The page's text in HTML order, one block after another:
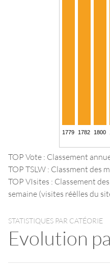
TOP Vote : Classement
TOP TSLW : Classment des
TOP VIsites : Classement
semaine (visites réèlles du
STATISTIQUES PAR CATÉORIE
Evolution